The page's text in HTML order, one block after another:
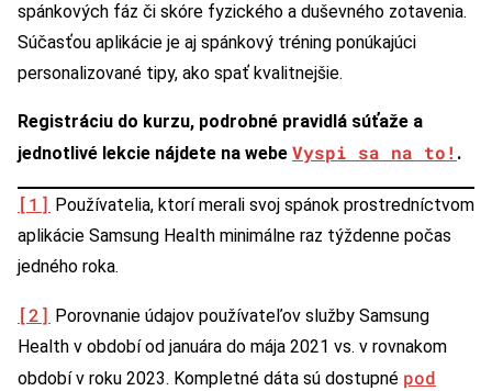
spánkových fáz či skóre fyzického a duševného zotavenia.
Súčasťou aplikácie je aj spánkový tréning ponúkajúci
personalizované tipy, ako spať kvalitnejšie.
Registráciu do kurzu, podrobné pravidlá súťaže a
jednotlivé lekcie nájdete na webe Vyspi sa na to! .
[1] Používatelia, ktorí merali svoj spánok prostredníctvom
aplikácie Samsung Health minimálne raz týždenne počas
jedného roka.
[2] Porovnanie údajov používateľov služby Samsung
Health v období od januára do mája 2021 vs. v rovnakom
období v roku 2023. Kompletné dáta sú dostupné pod